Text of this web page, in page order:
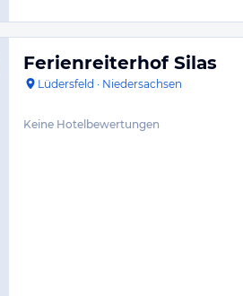
Ferienreiterhof Silas
Lüdersfeld · Niedersachsen
Keine Hotelbewertungen